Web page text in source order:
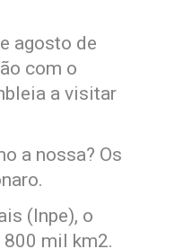
agosto de
com o
a visitar
a nossa? Os
(Inpe), o
mil km2.